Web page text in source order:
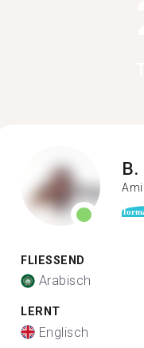
B.
FLIESSEND
Arabisch
LERNT
Englisch